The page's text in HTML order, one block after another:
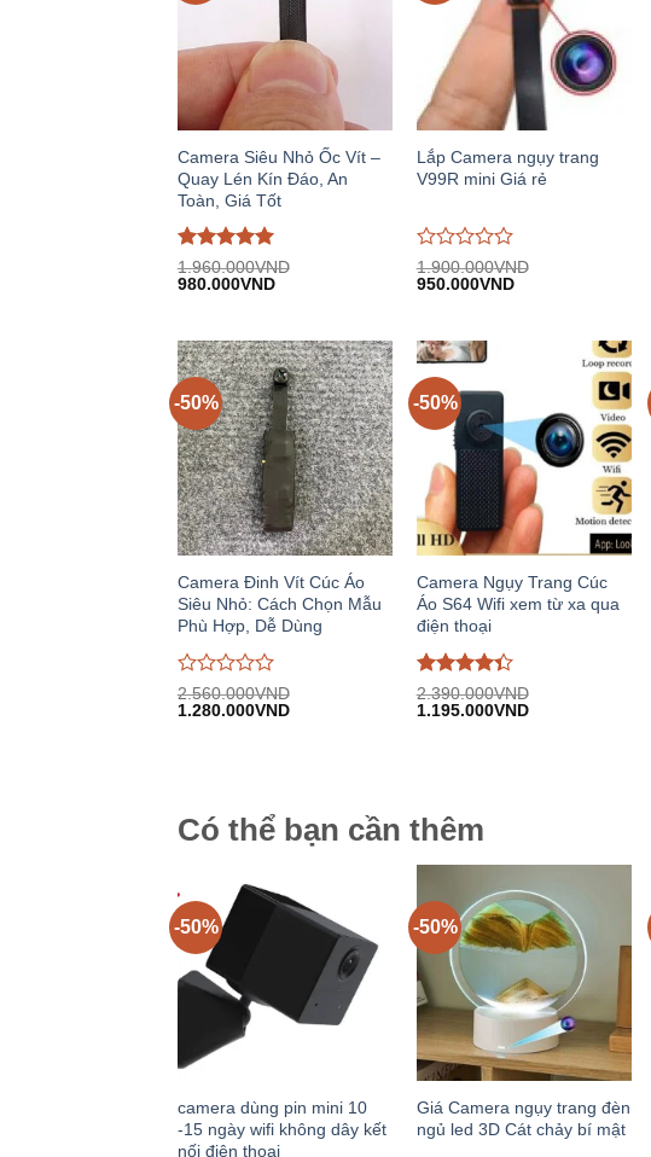
Camera Siêu Nhỏ Ốc Vít –
Quay Lén Kín Đáo, An
Toàn, Giá Tốt
Được đánh
giá5trên
1.960.000VND
Giá
980.000VNDGiá
Lắp Camera ngụy trang
V99R mini Giá rẻ
Được
đánh
trên
5
1.900.000VND
Giá
950.000VNDGiá
-50%
Camera Đinh Vít Cúc Áo
Siêu Nhỏ: Cách Chọn Mẫu
Phù Hợp, Dễ Dùng
Được
đánh
2.560.000VND
Giá
1.280.000VNDGiá
-50%
Camera Ngụy Trang Cúc
Áo S64 Wifi xem từ xa qua
điện thoại
Được
đánh giá
2.390.000VND
Giá
1.195.000VNDGiá
Có thể bạn cần thêm
-50%
camera dùng pin mini 10
-15 ngày wifi không dây kết
nối điện thoại
-50%
Giá Camera ngụy trang đèn
ngủ led 3D Cát chảy bí mật